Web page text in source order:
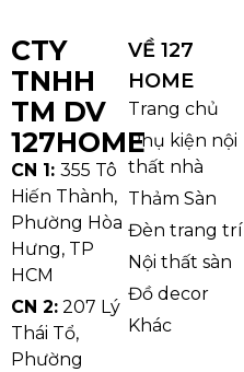
CTY
TNHH
TM DV
127HOME
CN 1: 355 Tô
Hiến Thành,
Phường Hòa
Hưng, TP
HCM
CN 2: 207 Lý
Thái Tổ,
Phường
VỀ 127
HOME
Trang chủ
Phụ kiện nội
thất nhà
Thảm Sàn
Đèn trang trí
Nội thất sàn
Đồ decor
Khác